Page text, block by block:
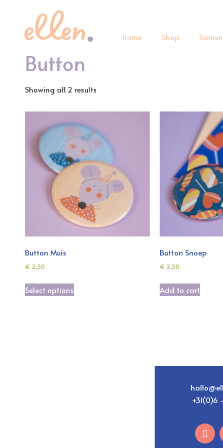
Home Shop
Button
Showing all 2 results
Button Muis
€ 2,50
Select options
Button Snoep
€ 2,50
Add to cart
+31(0)6